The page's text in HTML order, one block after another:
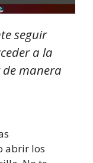
seguir
a la
manera
abrir los